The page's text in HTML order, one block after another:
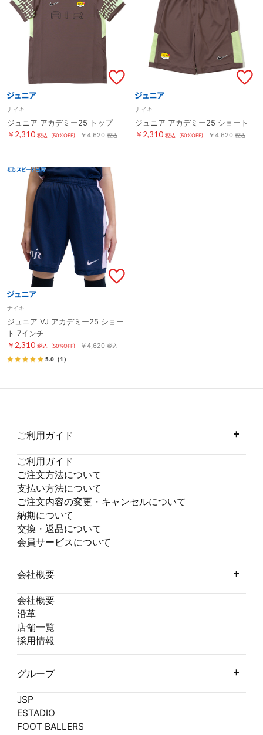
ナイキ
ジュニア アカデミー25 トップ
￥2,310 税込 (50%OFF) ￥4,620 税込
ナイキ
ジュニア アカデミー25 ショート
￥2,310 税込 (50%OFF) ￥4,620 税込
ナイキ
ジュニア VJ アカデミー25 ショー
ト 7インチ
￥2,310 税込 (50%OFF) ￥4,620 税込
5.0 （1）
ご利用ガイド
ご利用ガイド
ご注文方法について
支払い方法について
ご注文内容の変更・キャンセルについて
納期について
交換・返品について
会員サービスについて
会社概要
会社概要
沿革
店舗一覧
採用情報
グループ
JSP
ESTADIO
FOOT BALLERS